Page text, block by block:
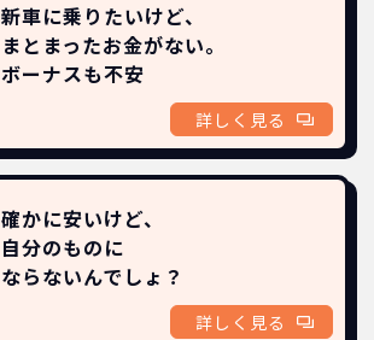
新車に乗りたいけど、
まとまったお金がない。
ボーナスも不安
詳しく見る
確かに安いけど、
自分のものに
ならないんでしょ？
詳しく見る